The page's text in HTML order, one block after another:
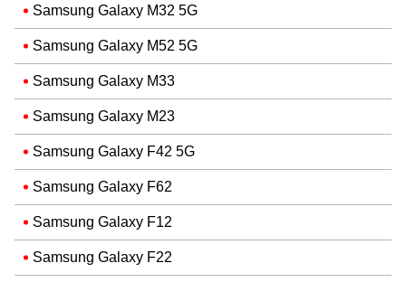
Samsung Galaxy M32 5G
Samsung Galaxy M52 5G
Samsung Galaxy M33
Samsung Galaxy M23
Samsung Galaxy F42 5G
Samsung Galaxy F62
Samsung Galaxy F12
Samsung Galaxy F22